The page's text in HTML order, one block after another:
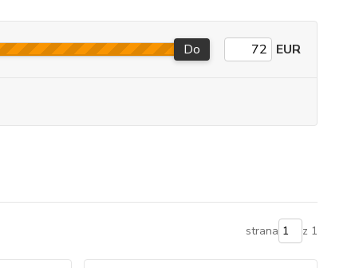
Do EUR
strana z 1